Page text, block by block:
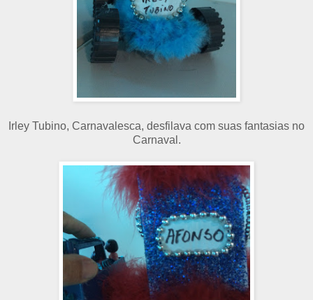
Irley Tubino, Carnavalesca, desfilava com suas fantasias no
Carnaval.